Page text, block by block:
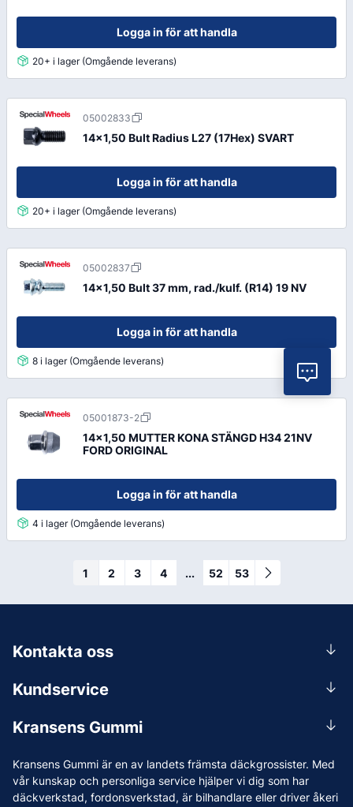
Logga in för att handla
20+ i lager (Omgående leverans)
05002833
14x1,50 Bult Radius L27 (17Hex) SVART
Logga in för att handla
20+ i lager (Omgående leverans)
05002837
14x1,50 Bult 37 mm, rad./kulf. (R14) 19 NV
Logga in för att handla
8 i lager (Omgående leverans)
05001873-2
14x1,50 MUTTER KONA STÄNGD H34 21NV
FORD ORIGINAL
Logga in för att handla
4 i lager (Omgående leverans)
1 2 3 4 ... 52 53
Kransens Gummi är en av landets främsta däckgrossister. Med
vår kunskap och personliga service hjälper vi dig som har
däckverkstad, fordonsverkstad, är bilhandlare eller driver åkeri
Kundservice
Leverans
Reklamation & återköp
Kransens Gummi
Vi som jobbar på Kransens Gummi
Jobba hos oss
Kontakta oss
0156-409 00
Mån-Tors 07.30-16:30, Fre 07.30-15.00.
Lunchstängt 12:00-12:30